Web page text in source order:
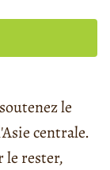
le
centrale.
le rester,